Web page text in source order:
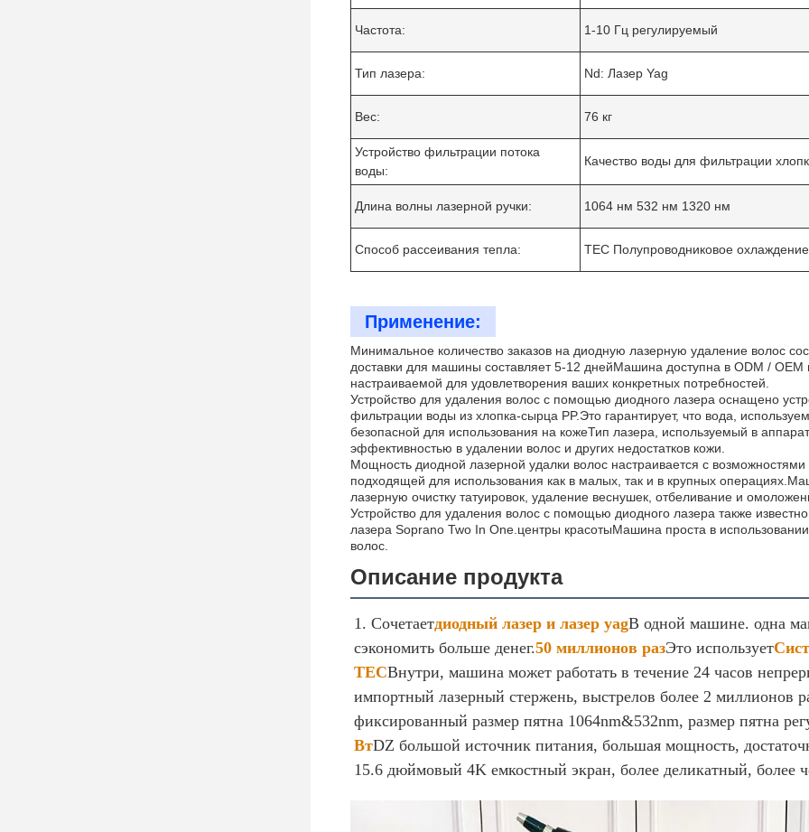
Мы скоро тебе перезвоним!
Частота: 1-10 Гц регулируемый
Тип лазера: Nd: Лазер Yag
Вес: 76 кг
Устройство фильтрации потока
воды:
Качество воды для фильтрации
Длина волны лазерной ручки: 1064 нм 532 нм 1320 нм
Способ рассеивания тепла: TEC Полупроводниковое
Применение:
Минимальное количество заказов на диодную лазерную удаление волос
доставки для машины составляет 5-12 днейМашина доступна в ODM / OEM
настраиваемой для удовлетворения ваших конкретных потребностей.
Устройство для удаления волос с помощью диодного лазера оснащено
фильтрации воды из хлопка-сырца PP.Это гарантирует, что вода,
безопасной для использования на кожеТип лазера, используемый в
эффективностью в удалении волос и других недостатков кожи.
Мощность диодной лазерной удалки волос настраивается с
подходящей для использования как в малых, так и в крупных
лазерную очистку татуировок, удаление веснушек, отбеливание и
Устройство для удаления волос с помощью диодного лазера также
лазера Soprano Two In One.центры красотыМашина проста в
волос.
Описание продукта
1. Сочетаетдиодный лазер и лазер yagВ одной машине. одна
сэкономить больше денег.50 миллионов разЭто использует
TECВнутри, машина может работать в течение 24 часов
импортный лазерный стержень, выстрелов более 2 миллионов
фиксированный размер пятна 1064nm&532nm, размер пятна
ВтDZ большой источник питания, большая мощность,
15.6 дюймовый 4K емкостный экран, более деликатный, более